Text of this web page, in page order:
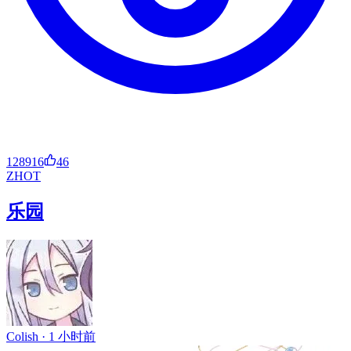
128916
46
ZHOT
乐园
Colish · 1 小时前